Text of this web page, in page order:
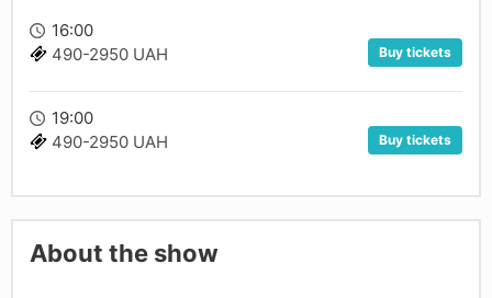
16:00
490-2950 UAH
Buy tickets
19:00
490-2950 UAH
Buy tickets
About the show